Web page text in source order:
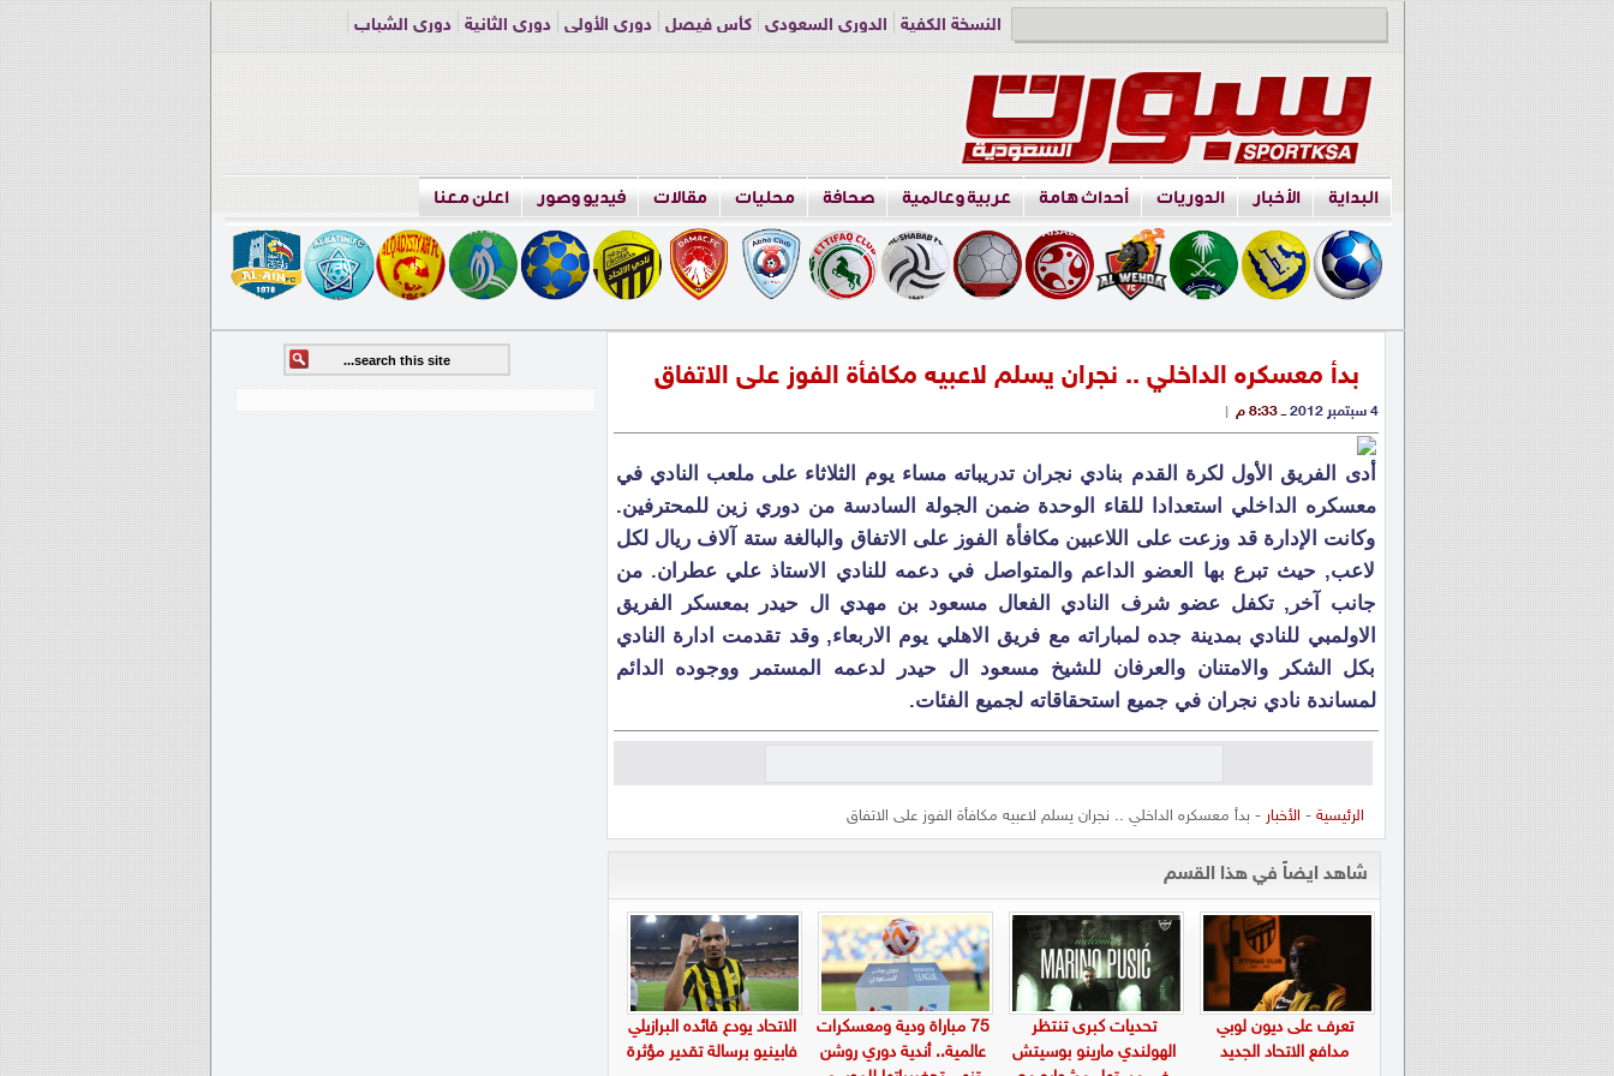
النسخة الكفية الدوري السعودي كأس فيصل دوري الأولى دوري الثانية
دوري الشباب
البداية الأخبار الدوريات أحداث هامة عربية وعالمية صحافة محليات مقالات فيديو وصور اعلن معنا
بدأ معسكره الداخلي .. نجران يسلم لاعبيه مكافأة الفوز على الاتفاق
4 سبتمبر 2012 ــ 8:33 م |
أدى الفريق الأول لكرة القدم بنادي نجران تدريباته مساء يوم الثلاثاء على ملعب النادي في
معسكره الداخلي استعدادا للقاء الوحدة ضمن الجولة السادسة من دوري زين للمحترفين.
وكانت الإدارة قد وزعت على اللاعبين مكافأة الفوز على الاتفاق والبالغة ستة آلاف ريال لكل
لاعب, حيث تبرع بها العضو الداعم والمتواصل في دعمه للنادي الاستاذ علي عطران. من
جانب آخر, تكفل عضو شرف النادي الفعال مسعود بن مهدي ال حيدر بمعسكر الفريق
الاولمبي للنادي بمدينة جده لمباراته مع فريق الاهلي يوم الاربعاء, وقد تقدمت ادارة النادي
بكل الشكر والامتنان والعرفان للشيخ مسعود ال حيدر لدعمه المستمر ووجوده الدائم
لمساندة نادي نجران في جميع استحقاقاته لجميع الفئات.
الرئيسية - الأخبار - بدأ معسكره الداخلي .. نجران يسلم لاعبيه مكافأة الفوز على الاتفاق
شاهد ايضاً في هذا القسم
تعرف على ديون لوبي
مدافع الاتحاد الجديد
تحديات كبرى تنتظر
الهولندي مارينو بوسيتش
75 مباراة ودية ومعسكرات
عالمية.. أندية دوري روشن
الاتحاد يودع قائده البرازيلي
فابينيو برسالة تقدير مؤثرة